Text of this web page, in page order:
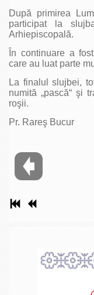
După primirea
participat la
Arhiepiscopală.
În continuare a
care au luat parte
La finalul slujbei,
numită „pască“ şi
roşii.
Pr. Rareş Bucur